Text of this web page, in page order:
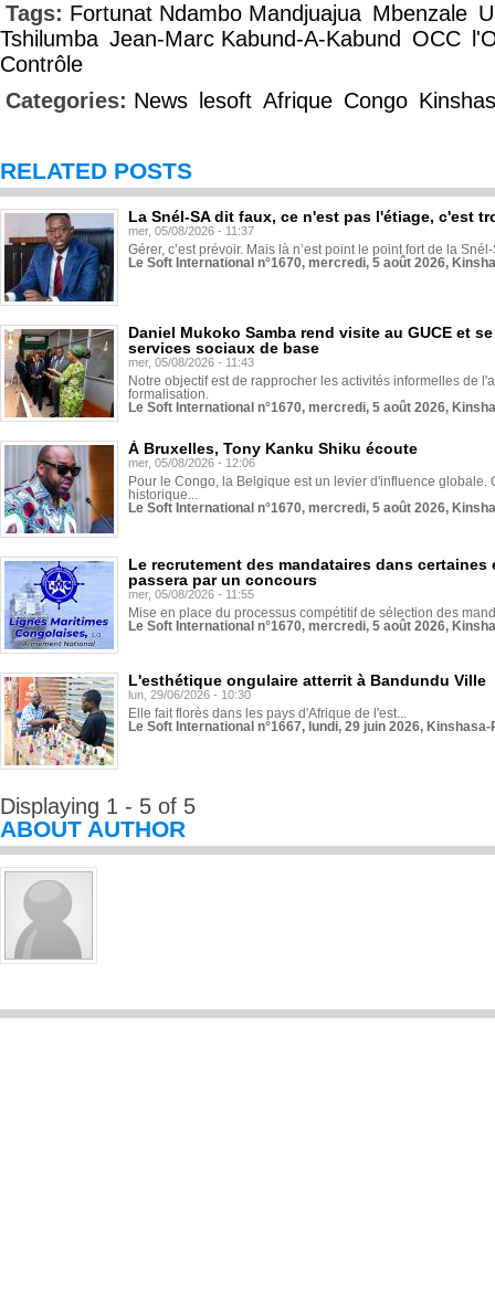
Tags: Fortunat Ndambo Mandjuajua Mbenzale
Tshilumba Jean-Marc Kabund-A-Kabund OCC
Contrôle
Categories: News lesoft Afrique Congo
RELATED POSTS
La Snél-SA dit faux, ce n'est pas l'étiage, c'est
mer, 05/08/2026 - 11:37
Gérer, c’est prévoir. Mais là n’est point le point fort de la
Le Soft International n°1670, mercredi, 5 août 2026,
Daniel Mukoko Samba rend visite au GUCE et
services sociaux de base
mer, 05/08/2026 - 11:43
Notre objectif est de rapprocher les activités informelles de
formalisation.
Le Soft International n°1670, mercredi, 5 août 2026,
À Bruxelles, Tony Kanku Shiku écoute
mer, 05/08/2026 - 12:06
Pour le Congo, la Belgique est un levier d'influence globale.
historique...
Le Soft International n°1670, mercredi, 5 août 2026,
Le recrutement des mandataires dans
passera par un concours
mer, 05/08/2026 - 11:55
Mise en place du processus compétitif de sélection des
Le Soft International n°1670, mercredi, 5 août 2026,
L'esthétique ongulaire atterrit à Bandundu Ville
lun, 29/06/2026 - 10:30
Elle fait florès dans les pays d'Afrique de l'est...
Le Soft International n°1667, lundi, 29 juin 2026,
Displaying 1 - 5 of 5
ABOUT AUTHOR